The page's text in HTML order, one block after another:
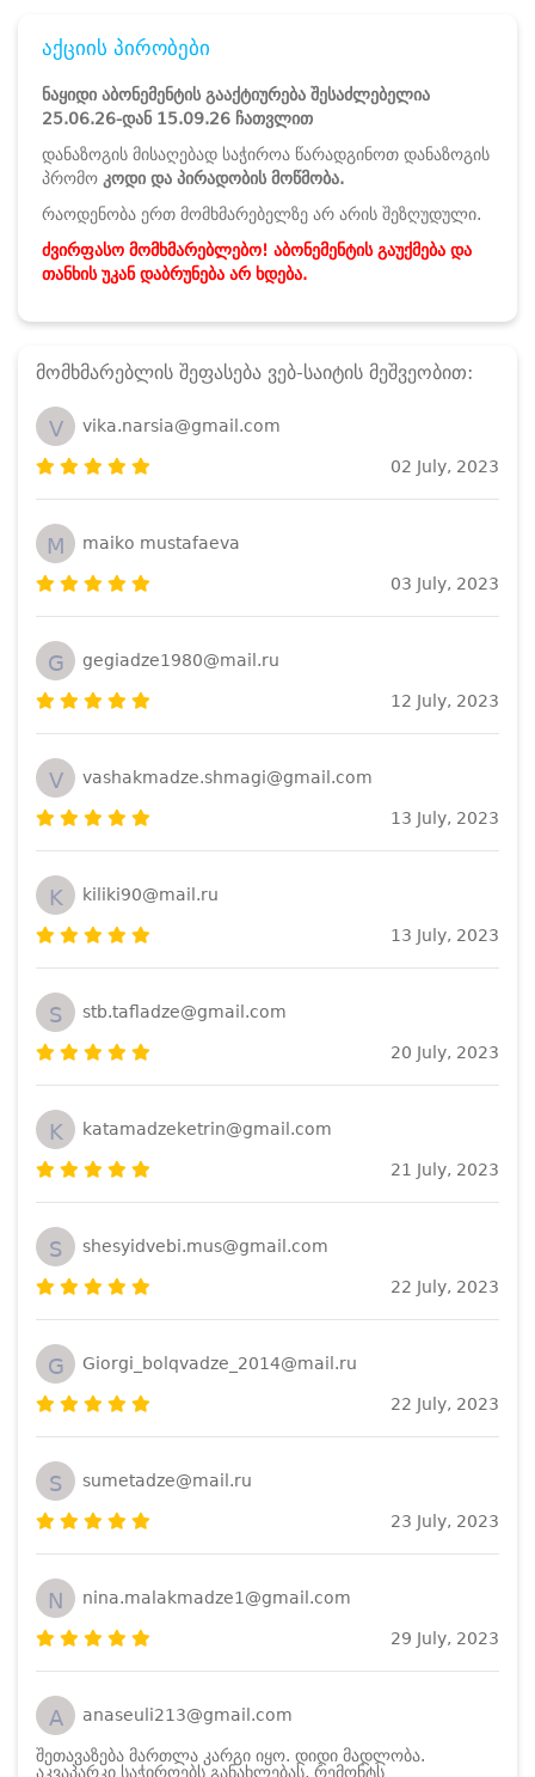
აქციის პირობები
ნაყიდი აბონემენტის გააქტიურება შესაძლებელია
25.06.26-დან 15.09.26 ჩათვლით
დანაზოგის მისაღებად საჭიროა წარადგინოთ დანაზოგის
პრომო კოდი და პირადობის მოწმობა.
რაოდენობა ერთ მომხმარებელზე არ არის შეზღუდული.
ძვირფასო მომხმარებლებო! აბონემენტის გაუქმება და
თანხის უკან დაბრუნება არ ხდება.
მომხმარებლის შეფასება ვებ-საიტის მეშვეობით:
V vika.narsia@gmail.com
02 July, 2023
M maiko mustafaeva
03 July, 2023
G gegiadze1980@mail.ru
12 July, 2023
V vashakmadze.shmagi@gmail.com
13 July, 2023
K kiliki90@mail.ru
13 July, 2023
S stb.tafladze@gmail.com
20 July, 2023
K katamadzeketrin@gmail.com
21 July, 2023
S shesyidvebi.mus@gmail.com
22 July, 2023
G Giorgi_bolqvadze_2014@mail.ru
22 July, 2023
S sumetadze@mail.ru
23 July, 2023
N nina.malakmadze1@gmail.com
29 July, 2023
A anaseuli213@gmail.com
შეთავაზება მართლა კარგი იყო. დიდი მადლობა.
აკვაპარკი საჭიროებს განახლებას, რემონტს